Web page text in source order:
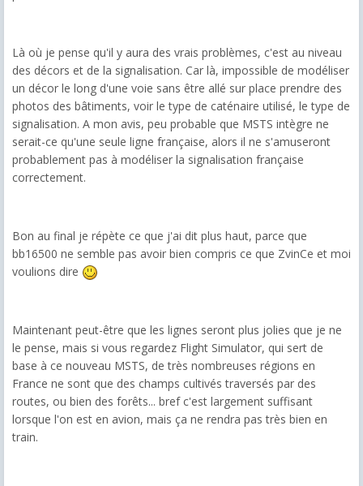
Là où je pense qu'il y aura des vrais problèmes, c'est au niveau
des décors et de la signalisation. Car là, impossible de modéliser
un décor le long d'une voie sans être allé sur place prendre des
photos des bâtiments, voir le type de caténaire utilisé, le type de
signalisation. A mon avis, peu probable que MSTS intègre ne
serait-ce qu'une seule ligne française, alors il ne s'amuseront
probablement pas à modéliser la signalisation française
correctement.
Bon au final je répète ce que j'ai dit plus haut, parce que
bb16500 ne semble pas avoir bien compris ce que ZvinCe et moi
voulions dire
Maintenant peut-être que les lignes seront plus jolies que je ne
le pense, mais si vous regardez Flight Simulator, qui sert de
base à ce nouveau MSTS, de très nombreuses régions en
France ne sont que des champs cultivés traversés par des
routes, ou bien des forêts... bref c'est largement suffisant
lorsque l'on est en avion, mais ça ne rendra pas très bien en
train.